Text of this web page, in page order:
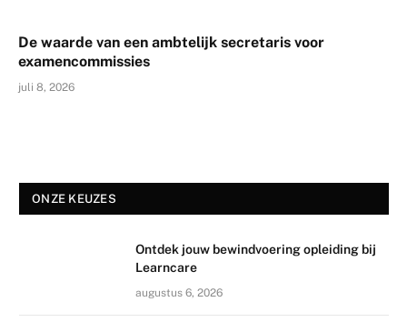
De waarde van een ambtelijk secretaris voor
examencommissies
juli 8, 2026
ONZE KEUZES
Ontdek jouw bewindvoering opleiding bij
Learncare
augustus 6, 2026